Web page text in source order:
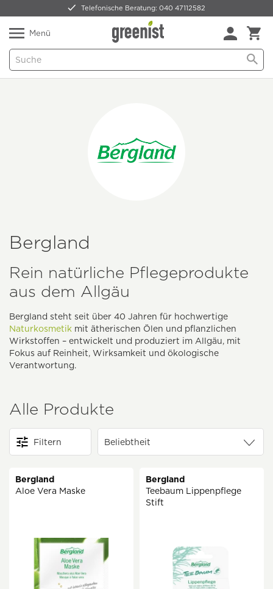
Telefonische Beratung: 040 47112582
Natürlich Pflanzlich Lecker
Menü
Bergland
Rein natürliche Pflegeprodukte
aus dem Allgäu
Bergland steht seit über 40 Jahren für hochwertige
Naturkosmetik mit ätherischen Ölen und pflanzlichen
Wirkstoffen – entwickelt und produziert im Allgäu, mit
Fokus auf Reinheit, Wirksamkeit und ökologische
Verantwortung.
Alle Produkte
Filtern
Bergland
Aloe Vera Maske
Bergland
Teebaum Lippenpflege
Stift